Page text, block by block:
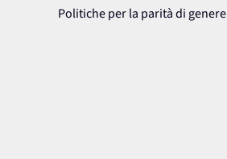
Politiche per la parità di genere